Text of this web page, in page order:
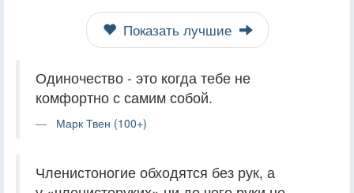
Показать лучшие
Одиночество - это когда тебе не
комфортно с самим собой.
Марк Твен (100+)
Членистоногие обходятся без рук, а